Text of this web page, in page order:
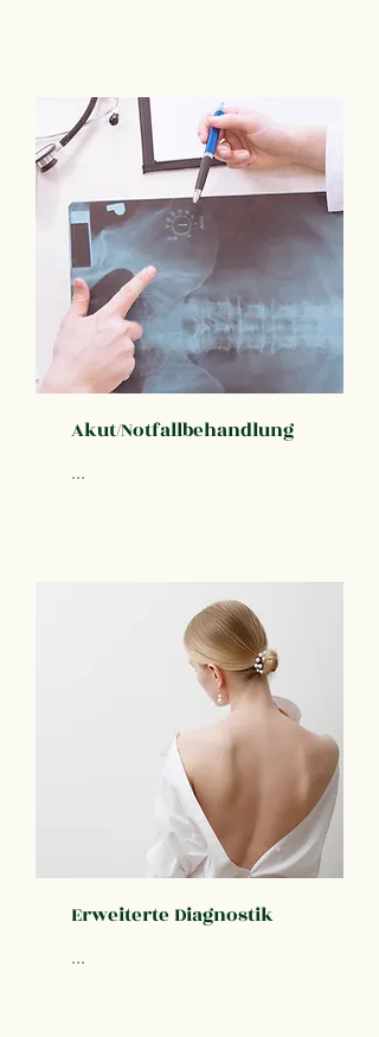
Akut/Notfallbehandlung
...
Erweiterte Diagnostik
...